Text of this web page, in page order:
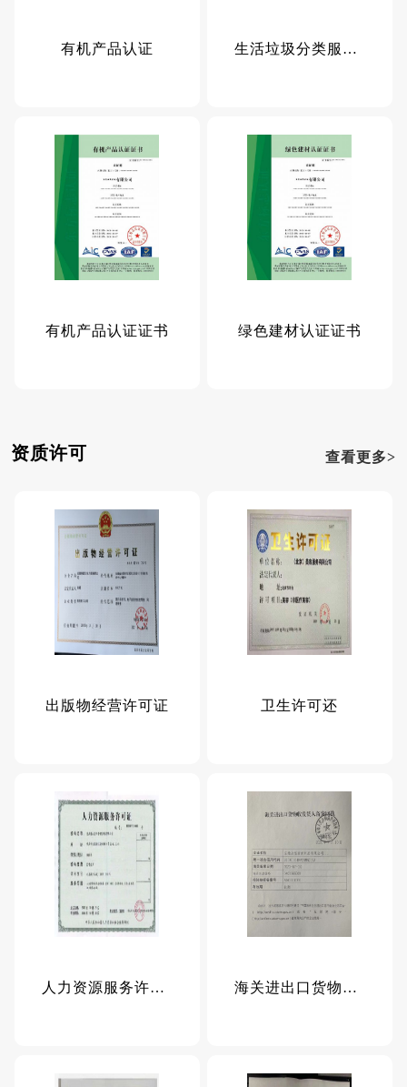
有机产品认证 生活垃圾分类服务能力
有机产品认证证书 绿色建材认证证书
资质许可 查看更多>
出版物经营许可证 卫生许可还
人力资源服务许可证 海关进出口货物收发货人备家回执